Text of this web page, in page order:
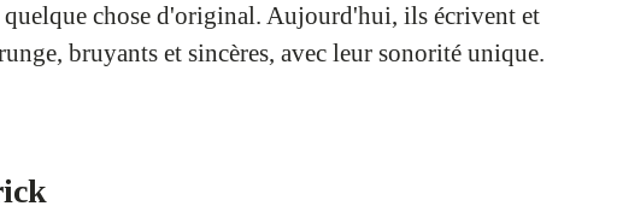
chose d'original. Aujourd'hui, ils écrivent et
bruyants et sincères, avec leur sonorité unique.